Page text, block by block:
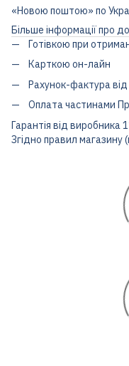
«Новою поштою» по
Більше інформації про
Готівкою при
Карткою он-лайн
Рахунок-фактура
Оплата частинами
Гарантія від виробника
Згідно правил магазину